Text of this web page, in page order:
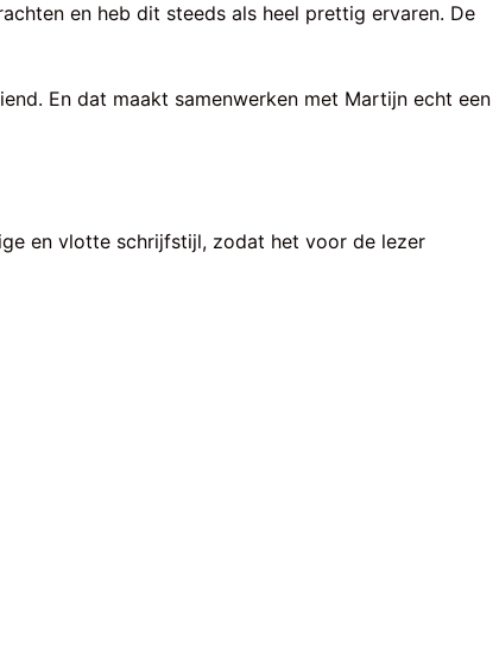
en heb dit steeds als heel prettig ervaren. De
En dat maakt samenwerken met Martijn echt een
en vlotte schrijfstijl, zodat het voor de lezer